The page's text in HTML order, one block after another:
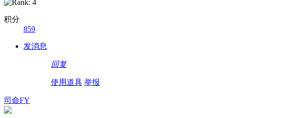
积分
859
发消息
回复
使用道具 举报
司命FY